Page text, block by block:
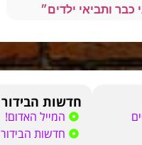
כבר ותביאי ילדים״
חדשות הבידור
המייל האדום!
חדשות הבידור